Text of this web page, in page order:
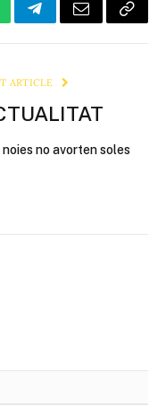
TelegramEmail Copy
ARTICLE
noies no avorten soles